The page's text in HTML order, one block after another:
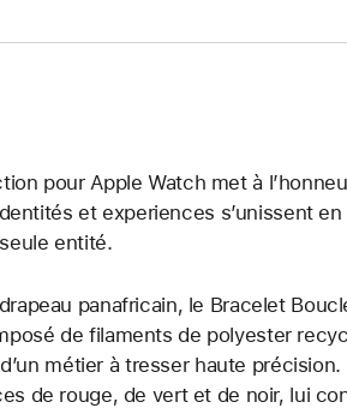
pour Apple Watch met à
et experiences s’unissent
entité.
panafricain, le Bracelet
de filaments de polyester
métier à tresser haute
de rouge, de vert et de noir, lui